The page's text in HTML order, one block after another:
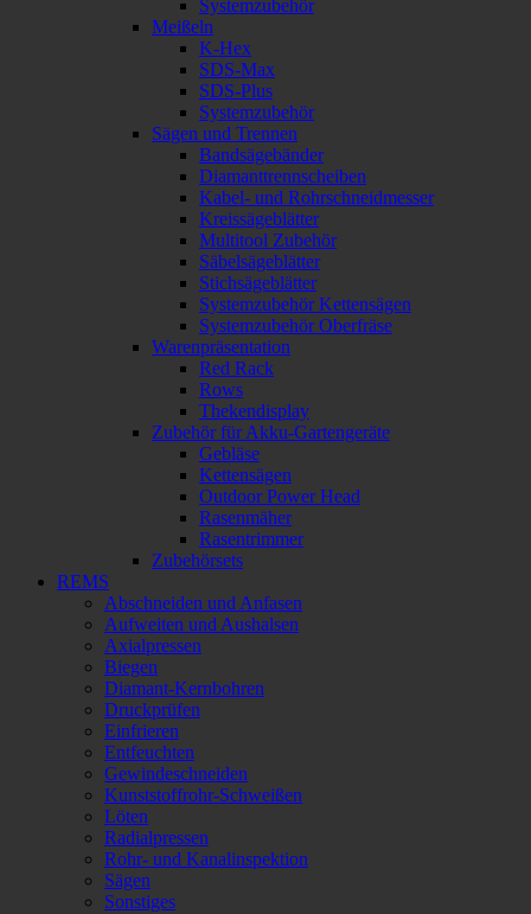
Systemzubehör
Meißeln
K-Hex
SDS-Max
SDS-Plus
Systemzubehör
Sägen und Trennen
Bandsägebänder
Diamanttrennscheiben
Kabel- und Rohrschneidmesser
Kreissägeblätter
Multitool Zubehör
Säbelsägeblätter
Stichsägeblätter
Systemzubehör Kettensägen
Systemzubehör Oberfräse
Warenpräsentation
Red Rack
Rows
Thekendisplay
Zubehör für Akku-Gartengeräte
Gebläse
Kettensägen
Outdoor Power Head
Rasenmäher
Rasentrimmer
Zubehörsets
REMS
Abschneiden und Anfasen
Aufweiten und Aushalsen
Axialpressen
Biegen
Diamant-Kernbohren
Druckprüfen
Einfrieren
Entfeuchten
Gewindeschneiden
Kunststoffrohr-Schweißen
Löten
Radialpressen
Rohr- und Kanalinspektion
Sägen
Sonstiges